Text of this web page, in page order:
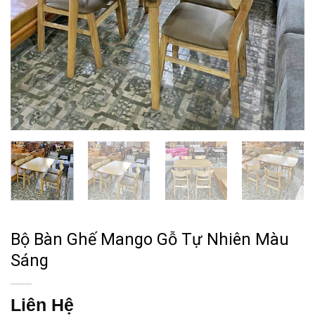
Bộ Bàn Ghế Mango Gỗ Tự Nhiên Màu
Sáng
Liên Hệ